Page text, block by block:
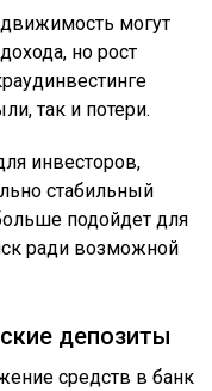
могут
но рост
так и потери.
инвесторов,
стабильный
подойдет для
ради возможной
депозиты
средств в банк